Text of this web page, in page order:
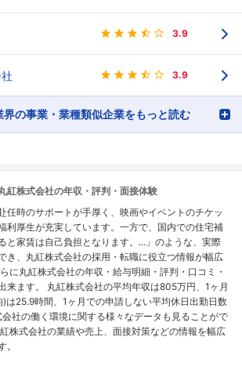
3.9
3.9
界の事業・業種類似企業をもっと読む
紅株式会社の年収・評判・面接体験
任時のサポートが手厚く、映画やイベントのチケッ
利厚生が充実しています。一方で、国内での住宅補
と家賃は自己負担となります。...」のような、実際
き、丸紅株式会社の採用・転職に役立つ情報が幅広
に丸紅株式会社の年収・給与明細・評判・口コミ・
来ます。 丸紅株式会社の平均年収は805万円、1ヶ月
は25.9時間、1ヶ月での申請しない平均休日出勤日数
社の働く環境に関する様々なデータも見ることがで
株式会社の業績や売上、面接対策などの情報を幅広
。